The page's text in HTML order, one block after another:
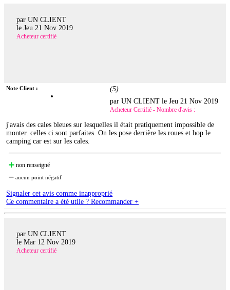
par UN CLIENT
le Jeu 21 Nov 2019
Acheteur certifié
Note Client : (5)
par UN CLIENT leJeu 21 Nov 2019
Acheteur Certifié - Nombre d'avis :
j'avais des cales bleues sur lesquelles il était pratiquement impossible de
monter. celles ci sont parfaites. On les pose derrière les roues et hop le
camping car est sur les cales.
non renseigné
aucun point négatif
Signaler cet avis comme inapproprié
Ce commentaire a été utile ? Recommander +
par UN CLIENT
le Mar 12 Nov 2019
Acheteur certifié